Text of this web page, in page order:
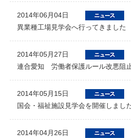
2014年06月04日
異業種工場見学会へ行ってきました
2014年05月27日
連合愛知 労働者保護ルール改悪阻
2014年05月15日
国会・福祉施設見学会を開催しまし
2014年04月26日